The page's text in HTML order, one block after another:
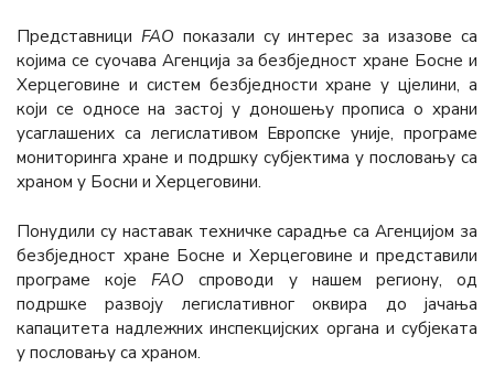
Представници FAO показали су интерес за изазове са
којима се суочава Агенција за безбједност хране Босне и
Херцеговине и систем безбједности хране у цјелини, а
који се односе на застој у доношењу прописа о храни
усаглашених са легислативом Европске уније, програме
мониторинга хране и подршку субјектима у пословању са
храном у Босни и Херцеговини.
Понудили су наставак техничке сарадње са Агенцијом за
безбједност хране Босне и Херцеговине и представили
програме којеFAO спроводи у нашем региону, од
подршке развоју легислативног оквира до јачања
капацитета надлежних инспекцијских органа и субјеката
у пословању са храном.